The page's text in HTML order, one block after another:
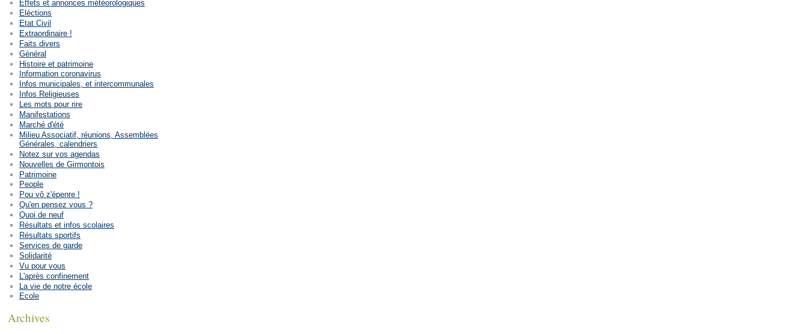
Effets et annonces météorologiques
Eléctions
Etat Civil
Extraordinaire !
Faits divers
Général
Histoire et patrimoine
Information coronavirus
Infos municipales, et intercommunales
Infos Religieuses
Les mots pour rire
Manifestations
Marché d'été
Milieu Associatif, réunions, Assemblées
Générales, calendriers
Notez sur vos agendas
Nouvelles de Girmontois
Patrimoine
People
Pou vô z'épenre !
Qu'en pensez vous ?
Quoi de neuf
Résultats et infos scolaires
Résultats sportifs
Services de garde
Solidarité
Vu pour vous
L'après confinement
La vie de notre école
Ecole
Archives